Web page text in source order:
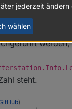
wählen und
steht.
)
jederzeit
wählen